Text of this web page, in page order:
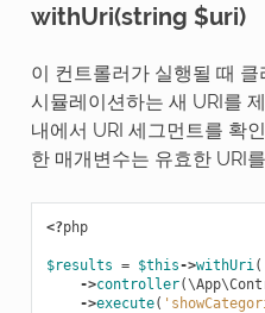
withUri(string $uri)
이 컨트롤러가 실행될 때
시뮬레이션하는 새 URI를
내에서 URI 세그먼트를 확
한 매개변수는 유효한 URI
<?php
$results = $this->withUri(
->controller(
->execute(